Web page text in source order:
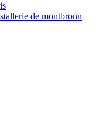
de montbronn